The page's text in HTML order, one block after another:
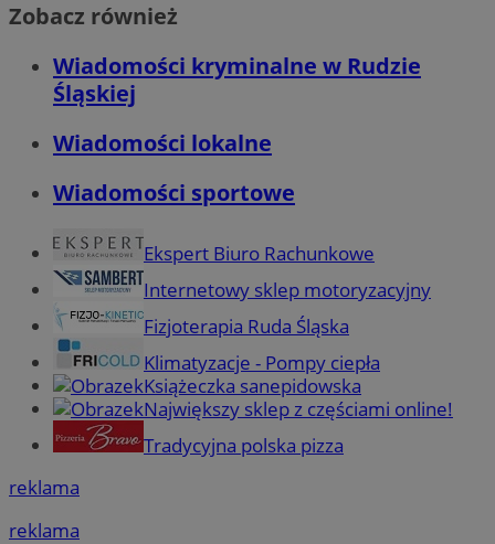
Zobacz również
Wiadomości kryminalne w Rudzie
Śląskiej
Wiadomości lokalne
Wiadomości sportowe
Ekspert Biuro Rachunkowe
Internetowy sklep motoryzacyjny
Fizjoterapia Ruda Śląska
Klimatyzacje - Pompy ciepła
Książeczka sanepidowska
Największy sklep z częściami online!
Tradycyjna polska pizza
reklama
reklama